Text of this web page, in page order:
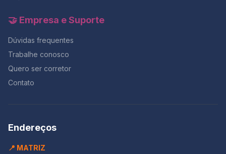
925/1000 pontos Análise completa segundo os
critérios oficiais da UFMS A seguir, você confere a
avaliação detalhada dessa redação que alcançou 925
resultado da soma dos tópicos avaliativos (T1 a T5),
cada um valendo até 200 pontos. No conto
machadiano “Conto de Escola”, Pilar, um menino vadio,
é vítima do sistema educacional tradicional brasileiro,
um problema quanto à adoção de tecnologias no
(EAD), uma vez que não se sabe como alinhar a
🤝 Empresa e Suporte
Dúvidas frequentes
Trabalhe conosco
Quero ser corretor
Contato
Endereços
📍 MATRIZ